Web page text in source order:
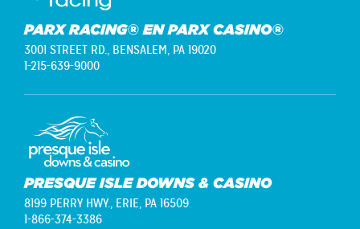
PARX RACING® EN PARX CASINO®
3001 STREET RD., BENSALEM, PA 19020
1-215-639-9000
PRESQUE ISLE DOWNS & CASINO
8199 PERRY HWY., ERIE, PA 16509
1-866-374-3386